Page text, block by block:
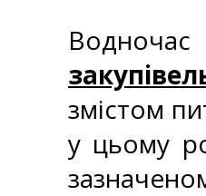
змістом
у цьому